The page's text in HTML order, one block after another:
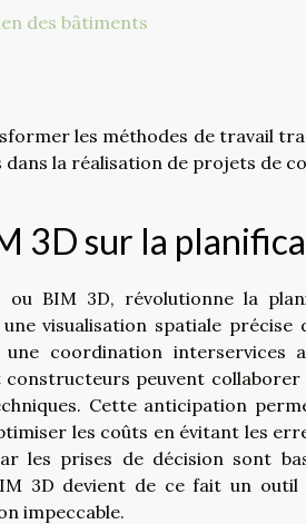
des bâtiments
les méthodes de travail
dans la réalisation de projets de
3D sur la
ou BIM 3D, révolutionne la
visualisation spatiale précise
coordination interservices
peuvent
Cette anticipation
les coûts en évitant les
les prises de décision sont
3D devient de ce fait un
impeccable.